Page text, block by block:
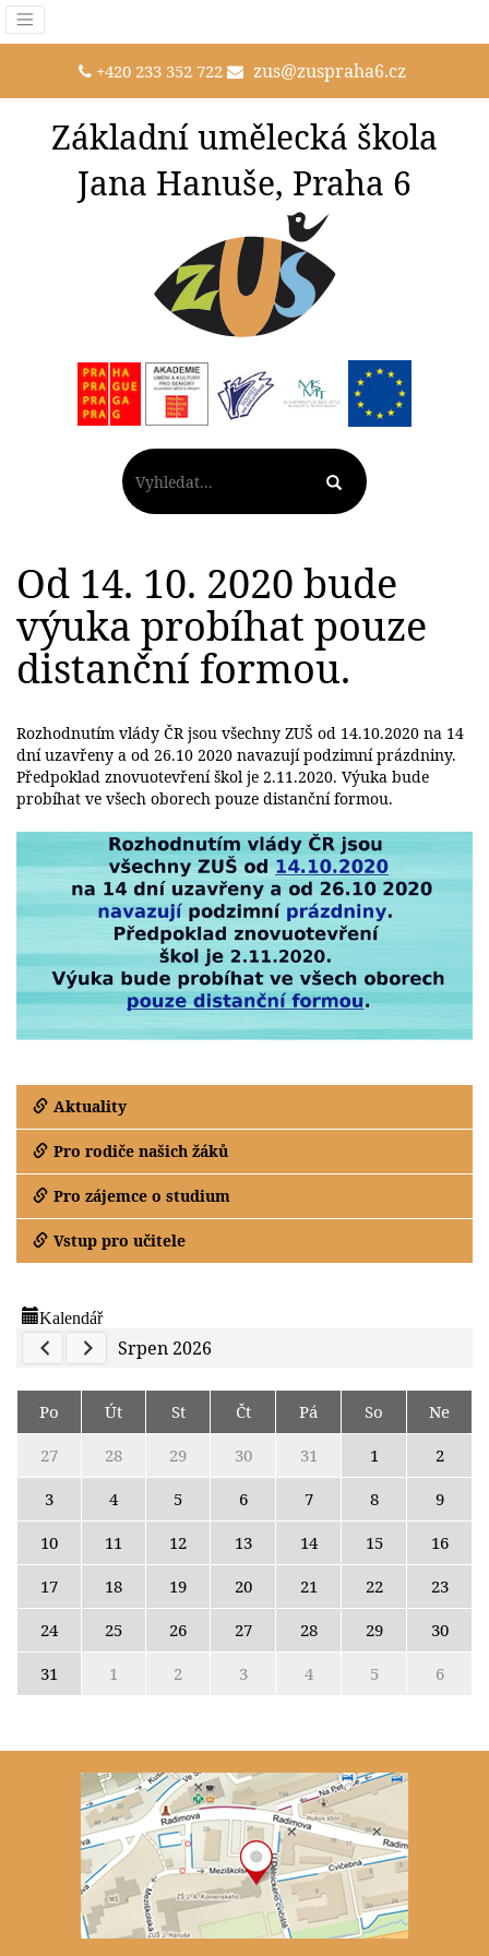
+420 233 352 722 zus@zuspraha6.cz
Základní umělecká škola
Jana Hanuše, Praha 6
Aktuality
Pro rodiče našich žáků
Pro zájemce o studium
Vstup pro učitele
Kalendář
Previous Calendar
Next Calendar
Srpen 2026
Po Út St Čt Pá So
Ne
27
28 29 30 31 1
2
3
4 5 6 7 8
9
10
11 12 13 14 15
16
17
18 19 20 21 22
23
24
25 26 27 28 29
30
31
1 2 3 4 5 6
Od 14. 10. 2020 bude
výuka probíhat pouze
distanční formou.
Rozhodnutím vlády ČR jsou všechny ZUŠ od 14.10.2020 na 14
dní uzavřeny a od 26.10 2020 navazují podzimní prázdniny.
Předpoklad znovuotevření škol je 2.11.2020. Výuka bude
probíhat ve všech oborech pouze distanční formou.